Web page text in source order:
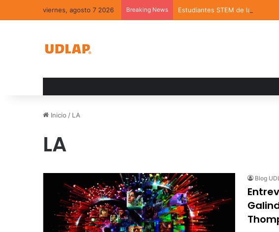
viernes, agosto 7 2026 Breaking News Estudiantes STEM de la UDLAP
Inicio / LA
LA
Blog